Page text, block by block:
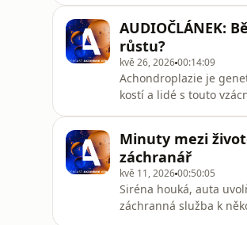
v USA, Martin Nodl a
AUDIOČLÁNEK:
růstu?
kvě 26, 202600:14:09
Achondroplazie je
kostí a lidé s touto
dlouhodobě věn
Minuty mezi
záchranář
kvě 11, 202600:50:05
Siréna houká, auta
záchranná služba k